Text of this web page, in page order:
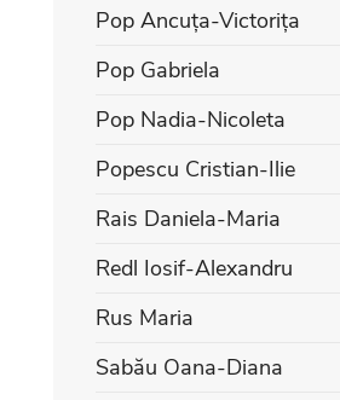
Pop Ancuța-Victorița
Pop Gabriela
Pop Nadia-Nicoleta
Popescu Cristian-Ilie
Rais Daniela-Maria
Redl Iosif-Alexandru
Rus Maria
Sabău Oana-Diana